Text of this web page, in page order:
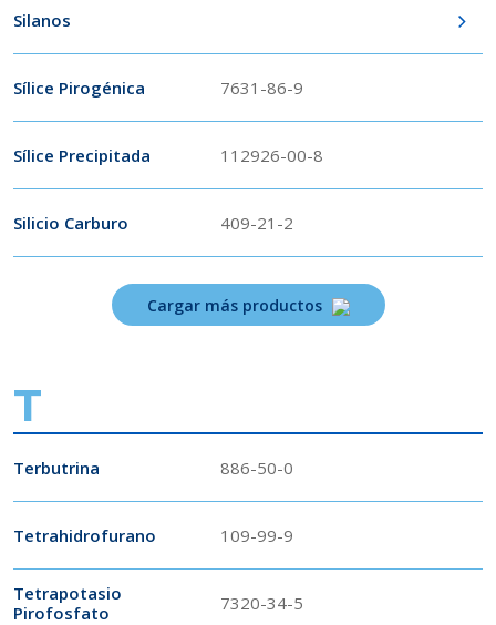
Silanos
Sílice Pirogénica 7631-86-9
Sílice Precipitada 112926-00-8
Silicio Carburo 409-21-2
Cargar más productos
T
Terbutrina 886-50-0
Tetrahidrofurano 109-99-9
Tetrapotasio
Pirofosfato
7320-34-5